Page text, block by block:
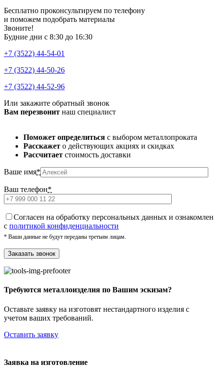
Бесплатно проконсультируем по телефону
и поможем подобрать материалы
Звоните!
Будние дни с 8:30 до 16:30
+7 (3522) 44-54-01
+7 (3522) 44-50-26
+7 (3522) 44-52-96
Или закажите обратный звонок
Вам перезвонит наш специалист
Поможет определиться с выбором металлопроката
Расскажет о действующих акциях и скидках
Рассчитает стоимость доставки
Ваше имя*
Ваш телефон*
Cогласен на обработку персональных данных и ознакомлен
с политикой конфиденциальности
* Ваши данные не будут переданы третьим лицам.
Требуются металлоизделия по Вашим эскизам?
Оставьте заявку на изготовят нестандартного изделия с
учетом ваших требований.
Оставить заявку
Заявка на изготовление